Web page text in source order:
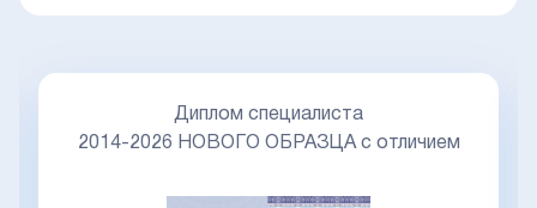
Диплом специалиста
2014-2026 НОВОГО ОБРАЗЦА с отличием